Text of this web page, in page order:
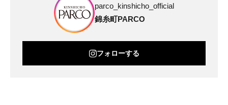
parco_kinshicho_official
錦糸町PARCO
フォローする